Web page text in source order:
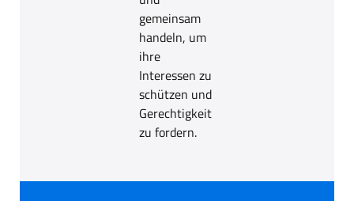
gemeinsam
handeln, um
ihre
Interessen zu
schützen und
Gerechtigkeit
zu fordern.